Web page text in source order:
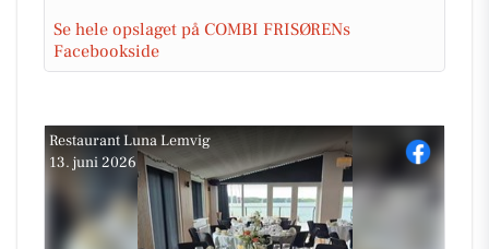
Se hele opslaget på COMBI FRISØRENs
Facebookside
Restaurant Luna Lemvig
13. juni 2026